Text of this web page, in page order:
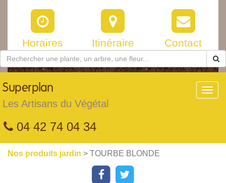
Horaires Itinéraire Contact
Superplan
Les Artisans du Végétal
04 42 74 04 34
Nos produits jardin > TOURBE BLONDE